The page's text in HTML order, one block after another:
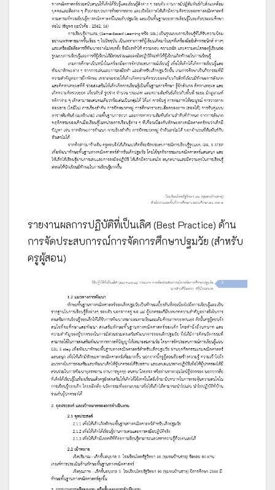
รายงานผลการปฏิบัติที่เป็นเลิศ (Best Practice) ด้าน
การจัดประสบการณ์การจัดการศึกษาปฐมวัย (สำหรับ
ครูผู้สอน)